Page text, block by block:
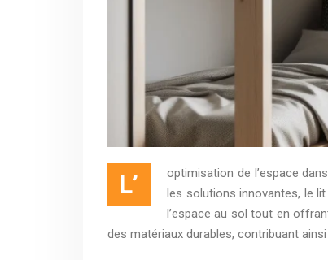
L’
optimisation de l’espace
les solutions innovantes, le
l’espace au sol tout en
des matériaux durables, contribuant